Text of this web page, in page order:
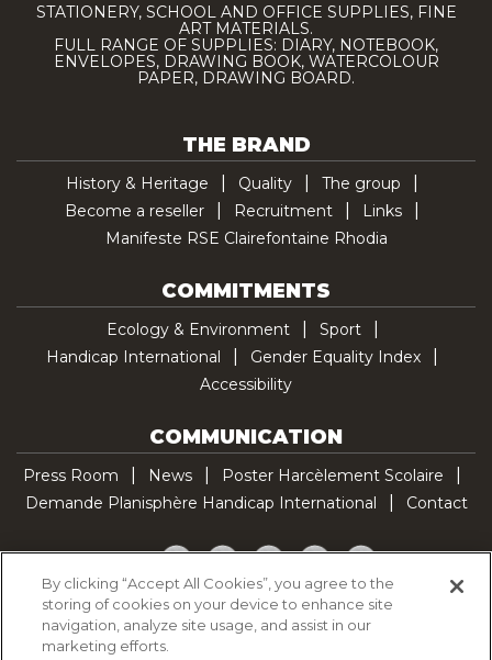
STATIONERY, SCHOOL AND OFFICE SUPPLIES, FINE
ART MATERIALS.
FULL RANGE OF SUPPLIES: DIARY, NOTEBOOK,
ENVELOPES, DRAWING BOOK, WATERCOLOUR
PAPER, DRAWING BOARD.
THE BRAND
History & Heritage Quality
The group
Become a reseller
Recruitment
Links
Manifeste RSE Clairefontaine Rhodia
COMMITMENTS
Ecology & Environment
Sport
Handicap International
Gender Equality Index
Accessibility
COMMUNICATION
Press Room News
Poster Harcèlement Scolaire
Demande Planisphère Handicap International
Contact
Facebook
TwitterYouTubePinterestTikTok
Cookie Policy
By clicking “Accept All Cookies”, you agree to the
storing of cookies on your device to enhance site
navigation, analyze site usage, and assist in our
marketing efforts.